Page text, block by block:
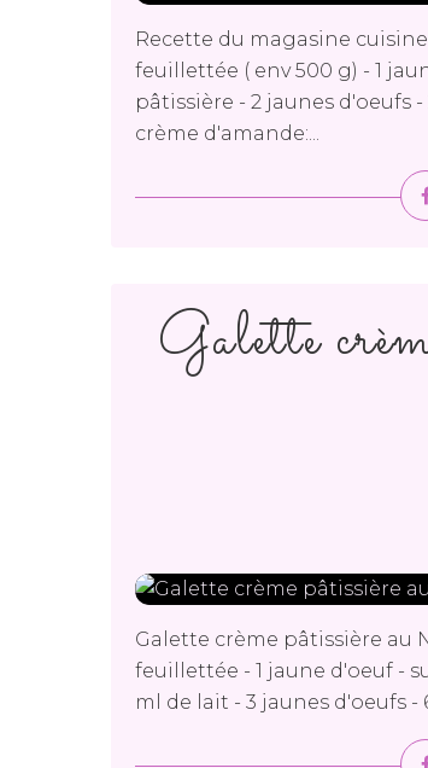
Recette du magasine
feuillettée ( env 500 g) - 1
pâtissière - 2 jaunes d'oeufs
crème d'amande:...
Galette
Galette crème pâtissière au
feuillettée - 1 jaune d'oeuf -
ml de lait - 3 jaunes d'oeufs -